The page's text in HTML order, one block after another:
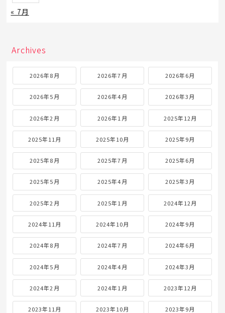
« 7月
Archives
2026年8月 2026年7月 2026年6月
2026年5月 2026年4月 2026年3月
2026年2月 2026年1月 2025年12月
2025年11月 2025年10月 2025年9月
2025年8月 2025年7月 2025年6月
2025年5月 2025年4月 2025年3月
2025年2月 2025年1月 2024年12月
2024年11月 2024年10月 2024年9月
2024年8月 2024年7月 2024年6月
2024年5月 2024年4月 2024年3月
2024年2月 2024年1月 2023年12月
2023年11月 2023年10月 2023年9月